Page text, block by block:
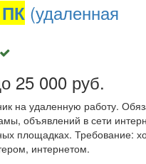
(удаленная
25 000 руб.
на удаленную работу.
объявлений в сети
площадках. Требование:
интернетом.